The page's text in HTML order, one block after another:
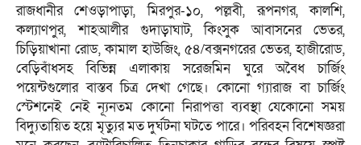
রাজধানীর শেওড়াপাড়া, মিরপুর-১০, পল্লবী, রূপনগর, কালশি,
কল্যাণপুর, শাহআলীর গুদাড়াঘাট, কিংসুক আবাসনের ভেতর,
চিড়িয়াখানা রোড, কামাল হাউজিং, ৫৪/বক্সনগরের ভেতর, হাজীরোড,
বেড়িবাঁধসহ বিভিন্ন এলাকায় সরেজমিন ঘুরে অবৈধ চার্জিং
পয়েন্টগুলোর বাস্তব চিত্র দেখা গেছে। কোনো গ্যারাজ বা চার্জিং
স্টেশনেই নেই ন্যূনতম কোনো নিরাপত্তা ব্যবস্থা যেকোনো সময়
বিদ্যুতায়িত হয়ে মৃত্যুর মত দুর্ঘটনা ঘটতে পারে। পরিবহন বিশেষজ্ঞরা